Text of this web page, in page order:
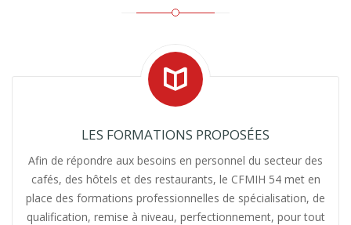
LES FORMATIONS PROPOSÉES
Afin de répondre aux besoins en personnel du secteur des
cafés, des hôtels et des restaurants, le CFMIH 54 met en
place des formations professionnelles de spécialisation, de
qualification, remise à niveau, perfectionnement, pour tout